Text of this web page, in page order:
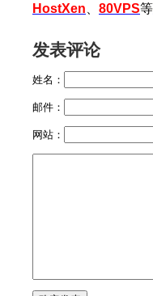
HostXen
80VPS等
发表评论
姓名：
邮件：
网站：